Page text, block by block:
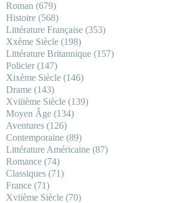
Roman (679)
Histoire (568)
Littérature Française (353)
Xxème Siècle (198)
Littérature Britannique (157)
Policier(147)
Xixème Siècle (146)
Drame (143)
Xviiième Siècle (139)
Moyen Âge (134)
Aventures (126)
Contemporaine (89)
Littérature Américaine (87)
Romance (74)
Classiques (71)
France (71)
Xviième Siècle (70)